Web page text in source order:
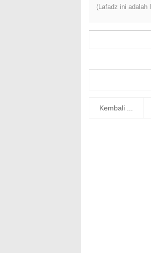
(Lafadz ini adalah
Kembali ...